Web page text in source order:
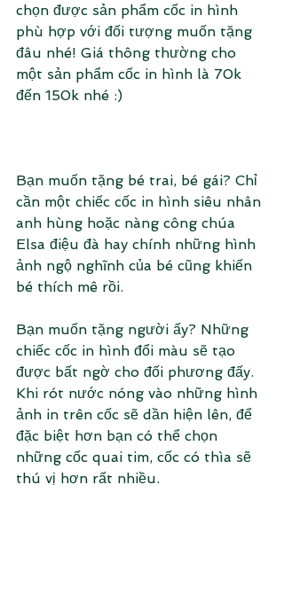
chọn được sản phẩm cốc in hình
phù hợp với đối tượng muốn tặng
đâu nhé! Giá thông thường cho
một sản phẩm cốc in hình là 70k
đến 150k nhé :)
Bạn muốn tặng bé trai, bé gái? Chỉ
cần một chiếc cốc in hình siêu nhân
anh hùng hoặc nàng công chúa
Elsa điệu đà hay chính những hình
ảnh ngộ nghĩnh của bé cũng khiến
bé thích mê rồi.
Bạn muốn tặng người ấy? Những
chiếc cốc in hình đổi màu sẽ tạo
được bất ngờ cho đối phương đấy.
Khi rót nước nóng vào những hình
ảnh in trên cốc sẽ dần hiện lên, để
đặc biệt hơn bạn có thể chọn
những cốc quai tim, cốc có thìa sẽ
thú vị hơn rất nhiều.